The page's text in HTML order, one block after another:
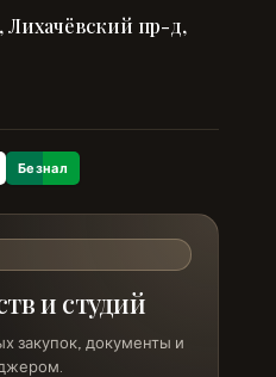
Лихачёвский пр-д,
Безнал
и студий
закупок, документы и